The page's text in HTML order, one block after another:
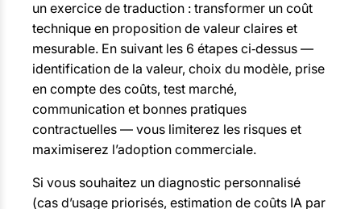
un exercice de traduction : transformer un coût
technique en proposition de valeur claires et
mesurable. En suivant les 6 étapes ci‑dessus —
identification de la valeur, choix du modèle, prise
en compte des coûts, test marché,
communication et bonnes pratiques
contractuelles — vous limiterez les risques et
maximiserez l’adoption commerciale.
Si vous souhaitez un diagnostic personnalisé
(cas d’usage priorisés, estimation de coûts IA par